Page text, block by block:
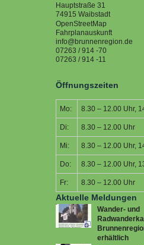
Hauptstraße 31
74915 Waibstadt
OpenStreetMap
Fahrplanauskunft
info@brunnenregion.de
07263 / 914 -70
07263 / 914 -11
Öffnungszeiten
Mo: 8.30 – 12.00 Uhr,
Di: 8.30 – 12.00 Uhr
Mi: 8.30 – 12.00 Uhr,
Do: 8.30 – 12.00 Uhr,
Fr: 8.30 – 12.00 Uhr
Aktuelle Meldungen
Wander- und
erhältlich